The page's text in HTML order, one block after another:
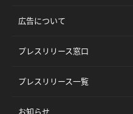
広告について
プレスリリース窓口
プレスリリース一覧
お知らせ